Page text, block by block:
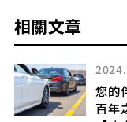
相關文章
偽裝